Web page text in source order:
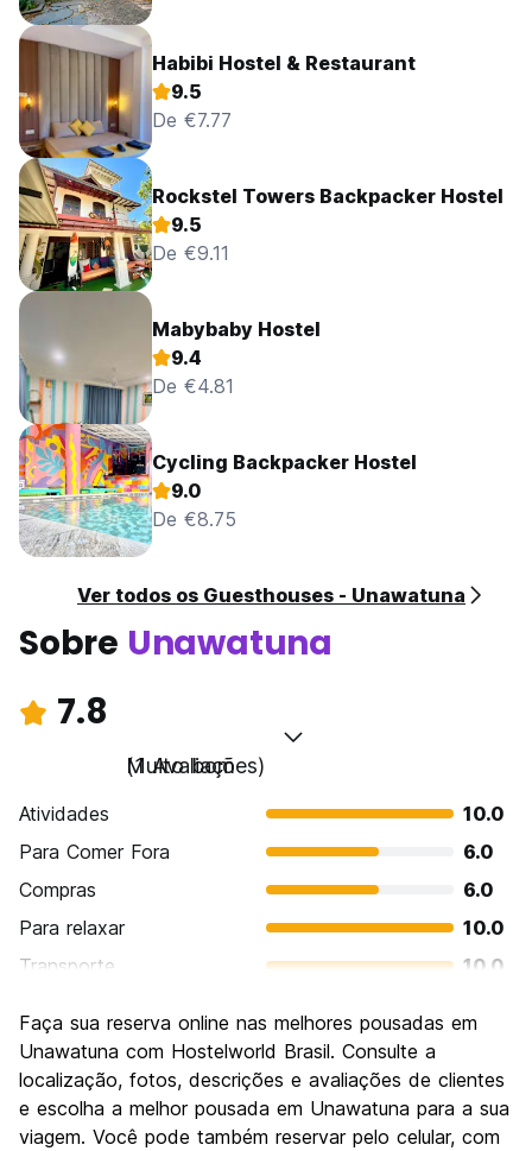
Habibi Hostel & Restaurant
9.5
De €7.77
Rockstel Towers Backpacker Hostel
9.5
De €9.11
Mabybaby Hostel
9.4
De €4.81
Cycling Backpacker Hostel
9.0
De €8.75
Ver todos os Guesthouses - Unawatuna
Sobre Unawatuna
7.8
Muito bom
(1 Avaliações)
Atividades
10.0
Para Comer Fora
6.0
Compras
6.0
Para relaxar
10.0
Transporte
10.0
Cultura
Festas / vida noturna
10.0
Custo-beneficio
8.0
Faça sua reserva online nas melhores pousadas em
Unawatuna com Hostelworld Brasil. Consulte a
localização, fotos, descrições e avaliações de clientes
e escolha a melhor pousada em Unawatuna para a sua
viagem. Você pode também reservar pelo celular, com